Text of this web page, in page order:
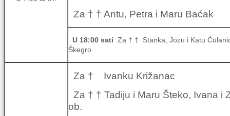
Za † † Antu, Petra i Maru Baćak
U 18:00 sati Za † † Stanka, Jozu i Katu
Škegro
Za † Ivanku Križanac
Za † † Tadiju i Maru Šteko, Ivana i
ob.